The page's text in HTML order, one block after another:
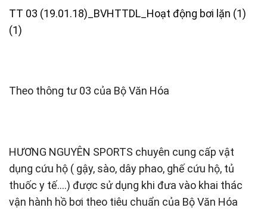
TT 03 (19.01.18)_BVHTTDL_Hoạt động bơi lặn (1)
(1)
Theo thông tư 03 của Bộ Văn Hóa
HƯƠNG NGUYÊN SPORTS chuyên cung cấp vật
dụng cứu hộ ( gậy, sào, dây phao, ghế cứu hộ, tủ
thuốc y tế….) được sử dụng khi đưa vào khai thác
vận hành hồ bơi theo tiêu chuẩn của Bộ Văn Hóa